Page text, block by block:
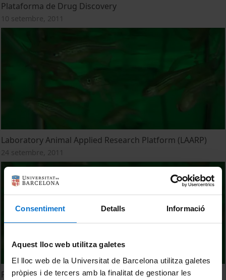
Consentiment Detalls Informació
Aquest lloc web utilitza galetes
El lloc web de la Universitat de Barcelona utilitza galetes
pròpies i de tercers amb la finalitat de gestionar les
Plataforma de Drug Discovery
10 setembre, 2011
Laboratory Animal Applied Research Platform (LAARP)
24 setembre, 2011
Plataforma de Investigación Aplicada en Animal de